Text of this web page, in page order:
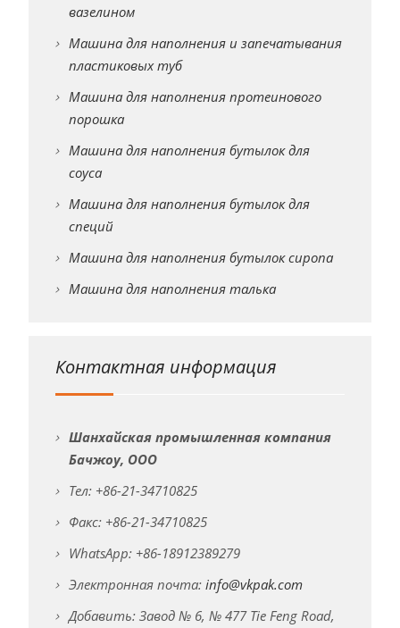
вазелином
Машина для наполнения и запечатывания
пластиковых туб
Машина для наполнения протеинового
порошка
Машина для наполнения бутылок для
соуса
Машина для наполнения бутылок для
специй
Машина для наполнения бутылок сиропа
Машина для наполнения талька
Контактная информация
Шанхайская промышленная компания
Бачжоу, ООО
Тел: +86-21-34710825
Факс: +86-21-34710825
WhatsApp: +86-18912389279
Электронная почта: info@vkpak.com
Добавить: Завод № 6, № 477 Tie Feng Road,